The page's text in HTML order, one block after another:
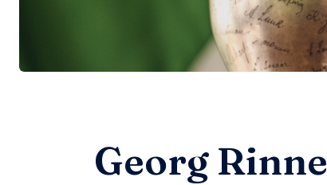
Georg Rinne